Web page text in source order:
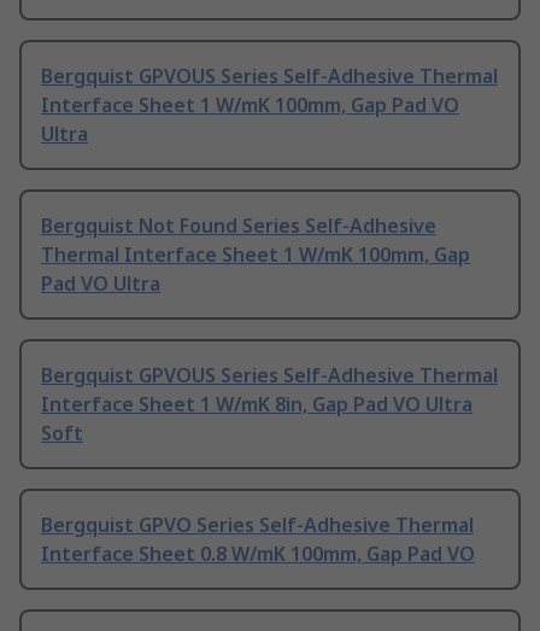
Bergquist GPVOUS Series Self-Adhesive Thermal
Interface Sheet 1 W/mK 100mm, Gap Pad VO
Ultra
Bergquist Not Found Series Self-Adhesive
Thermal Interface Sheet 1 W/mK 100mm, Gap
Pad VO Ultra
Bergquist GPVOUS Series Self-Adhesive Thermal
Interface Sheet 1 W/mK 8in, Gap Pad VO Ultra
Soft
Bergquist GPVO Series Self-Adhesive Thermal
Interface Sheet 0.8 W/mK 100mm, Gap Pad VO